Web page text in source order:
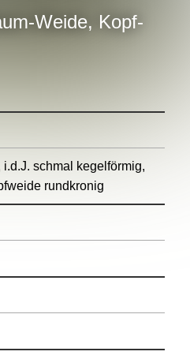
Weide, Kopf-
schmal kegelförmig,
rundkronig